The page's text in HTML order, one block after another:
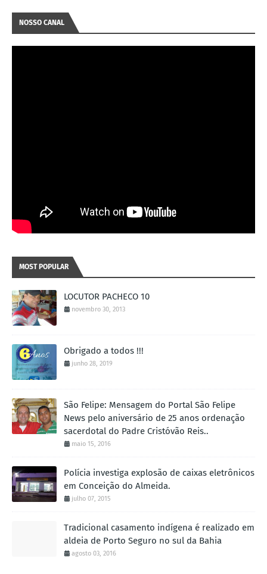
NOSSO CANAL
MOST POPULAR
LOCUTOR PACHECO 10
novembro 30, 2013
Obrigado a todos !!!
junho 28, 2019
São Felipe: Mensagem do Portal São Felipe
News pelo aniversário de 25 anos ordenação
sacerdotal do Padre Cristóvão Reis..
maio 15, 2016
Polícia investiga explosão de caixas eletrônicos
em Conceição do Almeida.
julho 07, 2015
Tradicional casamento indígena é realizado em
aldeia de Porto Seguro no sul da Bahia
agosto 03, 2016